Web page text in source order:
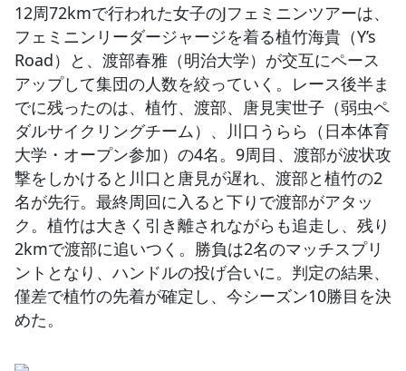
12周72kmで行われた女子のJフェミニンツアーは、
フェミニンリーダージャージを着る植竹海貴（Y’s
Road）と、渡部春雅（明治大学）が交互にペース
アップして集団の人数を絞っていく。レース後半ま
でに残ったのは、植竹、渡部、唐見実世子（弱虫ペ
ダルサイクリングチーム）、川口うらら（日本体育
大学・オープン参加）の4名。9周目、渡部が波状攻
撃をしかけると川口と唐見が遅れ、渡部と植竹の2
名が先行。最終周回に入ると下りで渡部がアタッ
ク。植竹は大きく引き離されながらも追走し、残り
2kmで渡部に追いつく。勝負は2名のマッチスプリ
ントとなり、ハンドルの投げ合いに。判定の結果、
僅差で植竹の先着が確定し、今シーズン10勝目を決
めた。